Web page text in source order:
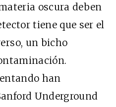
oscura deben
tiene que ser el
un bicho
han
Underground